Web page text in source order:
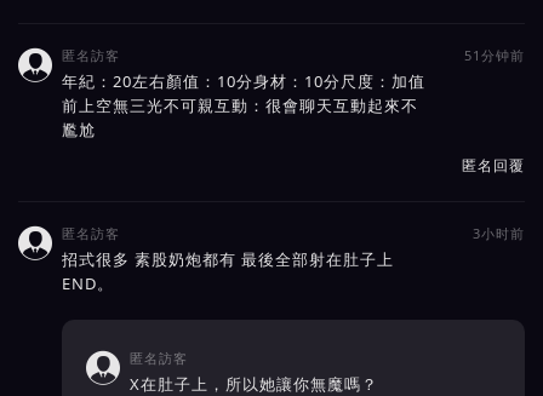
 匿名訪客 51分钟前
年紀：20左右顏值：10分身材：10分尺度：加值
前上空無三光不可親互動：很會聊天互動起來不
尷尬
匿名回覆
 匿名訪客 3小时前
招式很多 素股奶炮都有 最後全部射在肚子上
END。
 匿名訪客
X在肚子上，所以她讓你無魔嗎？